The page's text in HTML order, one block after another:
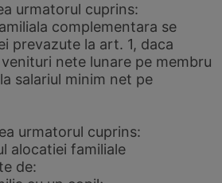
urmatorul cuprins:
complementara se
prevazute la art. 1, daca
nete lunare pe membru
salariul minim net pe
urmatorul cuprins:
alocatiei familiale
de: